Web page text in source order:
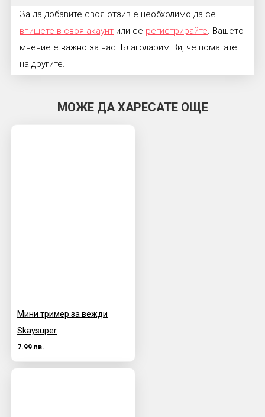
За да добавите своя отзив е необходимо да се
впишете в своя акаунт или се регистрирайте. Вашето
мнение е важно за нас. Благодарим Ви, че помагате
на другите.
МОЖЕ ДА ХАРЕСАТЕ ОЩЕ
Мини тример за вежди
Skaysuper
7.99 лв.